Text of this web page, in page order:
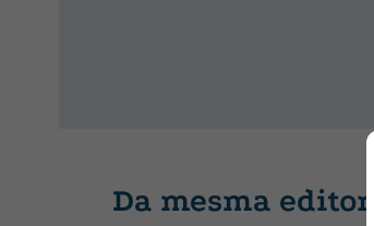
Da mesma editora